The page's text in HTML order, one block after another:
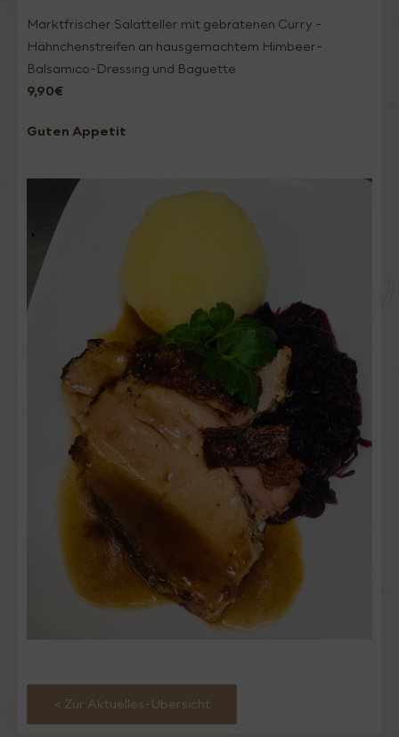
Marktfrischer Salatteller mit gebratenen Curry -
Hähnchenstreifen an hausgemachtem Himbeer-
Balsamico-Dressing und Baguette
9,90€
Guten Appetit
< Zur Aktuelles-Übersicht